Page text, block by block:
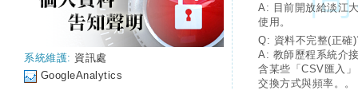
系統維護: 資訊處
GoogleAnalytics
A: 目前開放給淡江
使用。
Q: 資料不完整(正確
A: 教師歷程系統介
含某些「CSV匯入
交換方式與頻率。。